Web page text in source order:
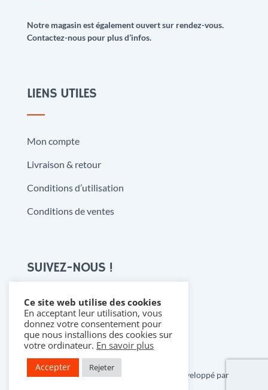
Notre magasin est également ouvert sur rendez-vous.
Contactez-nous pour plus d’infos.
LIENS UTILES
Mon compte
Livraison & retour
Conditions d’utilisation
Conditions de ventes
SUIVEZ-NOUS !

Copyright 2021 @ Denistoys & BD • Développé par
Ce site web utilise des cookies
En acceptant leur utilisation, vous
donnez votre consentement pour
que nous installions des cookies sur
votre ordinateur. En savoir plus
Accepter Rejeter